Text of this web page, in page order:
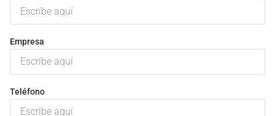
Empresa
Teléfono